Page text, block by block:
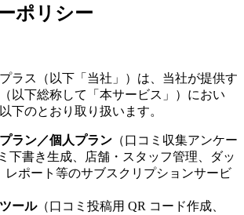
ポリシー
ラス（以下「当社」）は、当社が提供す
以下総称して「本サービス」）におい
下のとおり取り扱います。
ラン／個人プラン （口コミ収集アンケー
下書き生成、店舗・スタッフ管理、ダッ
レポート等のサブスクリプションサービ
ール（口コミ投稿用 QR コード作成、